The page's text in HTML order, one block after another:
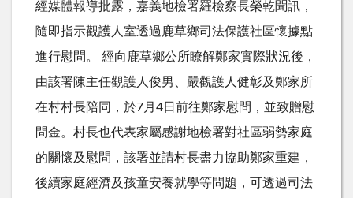
經媒體報導批露，嘉義地檢署羅檢察長榮乾聞訊，
隨即指示觀護人室透過鹿草鄉司法保護社區懷據點
進行慰問。 經向鹿草鄉公所瞭解鄭家實際狀況後，
由該署陳主任觀護人俊男、嚴觀護人健彰及鄭家所
在村村長陪同，於7月4日前往鄭家慰問，並致贈慰
問金。村長也代表家屬感謝地檢署對社區弱勢家庭
的關懷及慰問，該署並請村長盡力協助鄭家重建，
後續家庭經濟及孩童安養就學等問題，可透過司法